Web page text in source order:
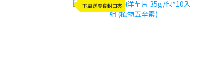
下單送零食封口夾